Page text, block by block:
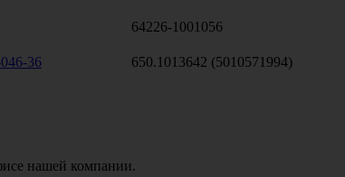
64226-1001056
36 650.1013642 (5010571994)
нашей компании.